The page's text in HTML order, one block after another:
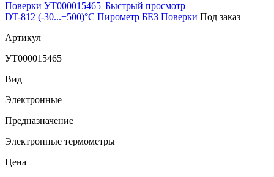
Быстрый просмотр
DT-812 (-30...+500)°С Пирометр БЕЗ Поверки Под заказ
Артикул
УТ000015465
Вид
Электронные
Предназначение
Электронные термометры
Цена